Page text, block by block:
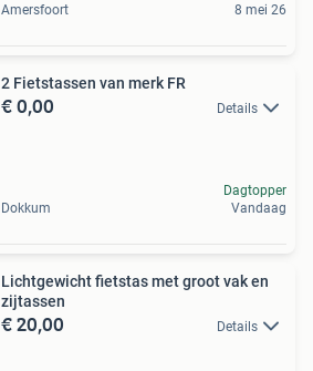
Amersfoort 8 mei 26
2 Fietstassen van merk FR
€ 0,00 Details
Dokkum
Dagtopper
Vandaag
Lichtgewicht fietstas met groot vak en
zijtassen
€ 20,00 Details